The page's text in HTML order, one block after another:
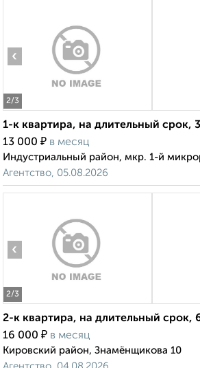
2/3
‹
1-к квартира, на длительный срок,
13 000 ₽ в месяц
Индустриальный район, мкр. 1-й
Агентство, 05.08.2026
2/3
‹
2-к квартира, на длительный срок,
16 000 ₽ в месяц
Кировский район, Знамёнщикова 10